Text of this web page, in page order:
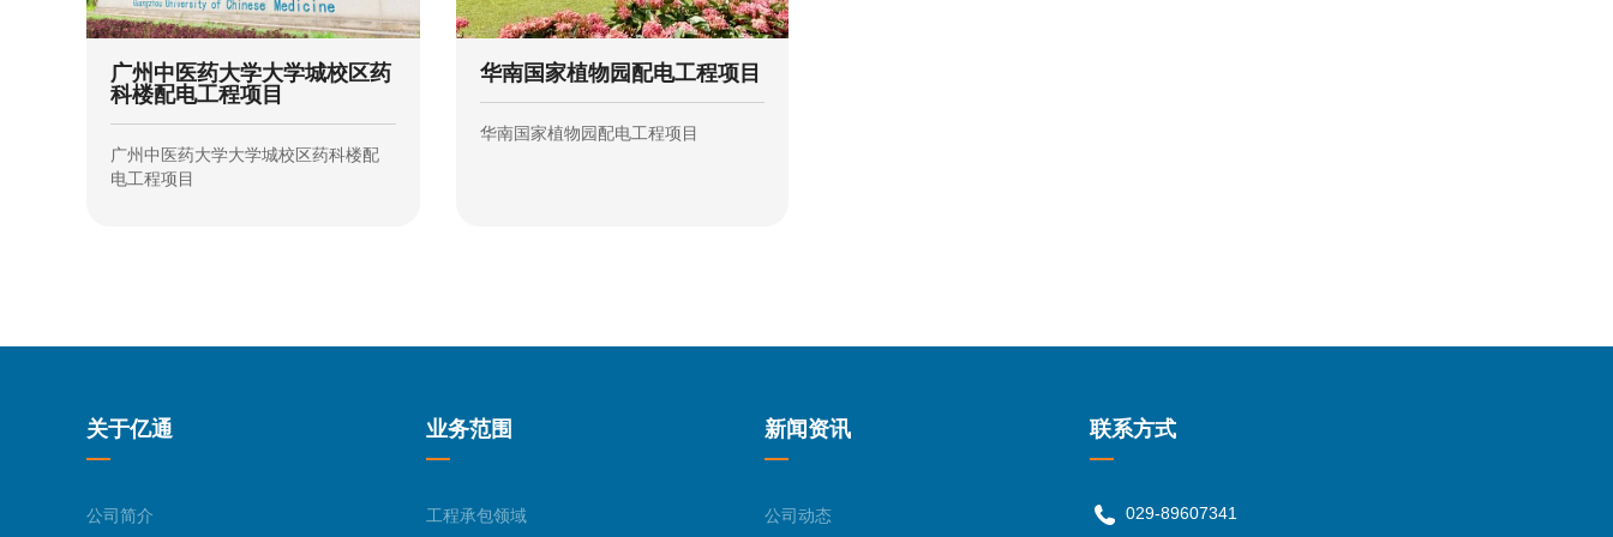
广州中医药大学大学城校区药
科楼配电工程项目
广州中医药大学大学城校区药科楼配
电工程项目
华南国家植物园配电工程项目
华南国家植物园配电工程项目
关于亿通
公司简介
业务范围
工程承包领域
新闻资讯
公司动态
联系方式
029-89607341